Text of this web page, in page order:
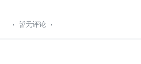
暂无评论